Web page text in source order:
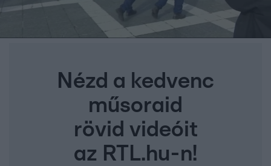
Nézd a kedvenc
műsoraid
rövid videóit
az RTL.hu-n!